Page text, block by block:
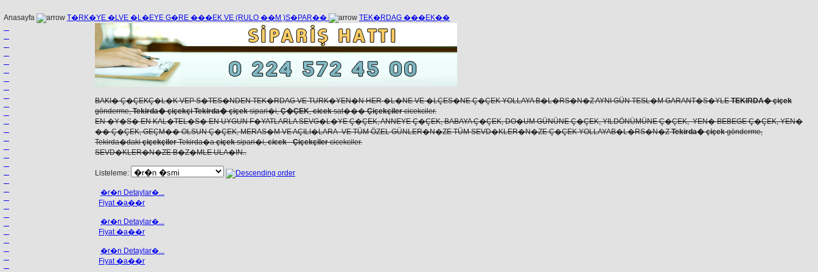
Anasayfa T�RK�YE �LVE �L�EYE G�RE ���EK VE (RULO ��M )S�PAR�� TEK�RDAG ���EK��
BAKI� Ç�ÇEKÇ�L�K VEP S�TES�NDEN TEK�RDAG VE TURK�YEN�N HER �L�NE VE �LÇES�NE Ç�ÇEK YOLLAYA B�L�RS�N�Z AYNI GÜN TESL�M GARANT�S�YLETEKIRDA� çiçek
gönderme,Tekirda� çiçekçi Tekirda� çiçeksipari�i,Ç�ÇEK,ciceksat���Çiçekçilercicekciler.
EN �Y�S� EN KAL�TEL�S� EN UYGUN F�YATLARLA SEVG�L�YE Ç�ÇEK, ANNEYE Ç�ÇEK, BABAYA Ç�ÇEK, DO�UM GÜNÜNE Ç�ÇEK, YILDÖNÜMÜNE Ç�ÇEK, YEN� BEBEGE Ç�ÇEK, YEN�
�� Ç�ÇEK, GEÇM�� OLSUN Ç�ÇEK, MERAS�M VE AÇILI�LARA VE TÜM ÖZEL GÜNLER�N�ZE TÜM SEVD�KLER�N�ZE Ç�ÇEK YOLLAYAB�L�RS�N�ZTekirda� çiçekgönderme,
Tekirda�dakiçiçekçilerTekirda�açiçeksipari�i,cicek-Çiçekçilercicekciler.
SEVD�KLER�N�ZE B�Z�MLE ULA�IN..
Listeleme:
�r�n Detaylar�...
Fiyat �a��r
�r�n Detaylar�...
Fiyat �a��r
�r�n Detaylar�...
Fiyat �a��r